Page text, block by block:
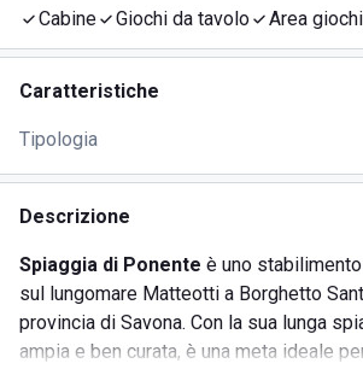
Cabine Giochi da tavolo Area giochi
Caratteristiche
Tipologia
Descrizione
Spiaggia di Ponente è uno
sul lungomare Matteotti a Borghetto
provincia di Savona. Con la sua lunga
ampia e ben curata, è una meta ideale